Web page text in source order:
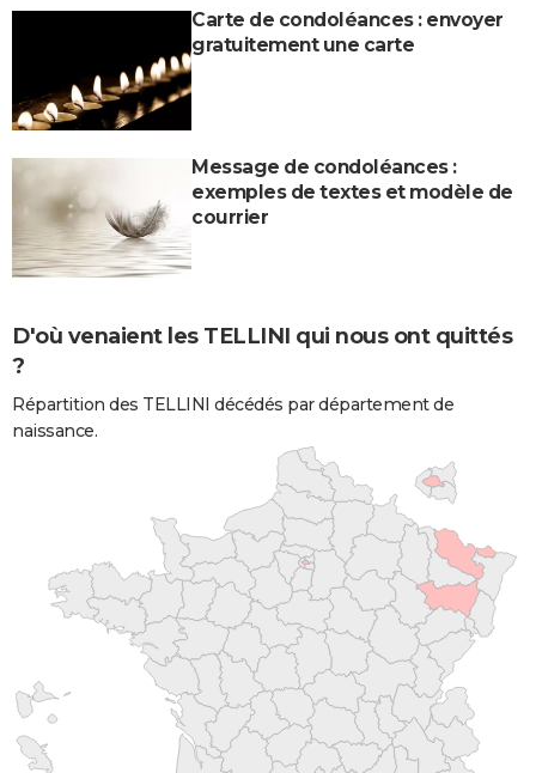
Carte de condoléances : envoyer
gratuitement une carte
Message de condoléances :
exemples de textes et modèle de
courrier
D'où venaient les TELLINI qui nous ont quittés
?
Répartition des TELLINI décédés par département de
naissance.